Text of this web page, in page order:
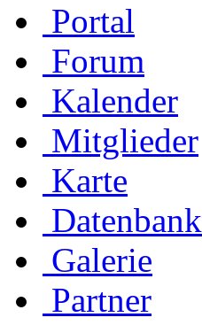
Portal
Forum
Kalender
Mitglieder
Karte
Datenbank
Galerie
Partner